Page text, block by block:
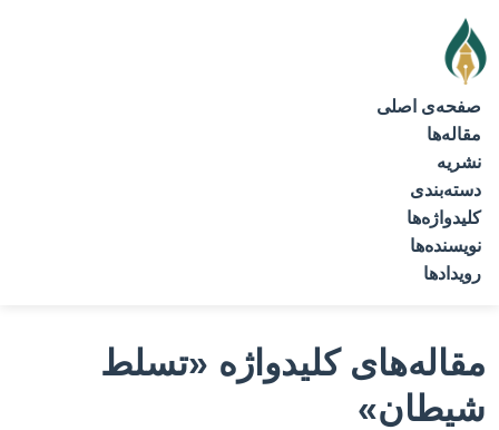
صفحه‌ی اصلی
مقاله‌ها
نشریه
دسته‌بندی
کلیدواژه‌ها
نویسنده‌ها
رویدادها
مقاله‌های کلیدواژه «تسلط
شیطان»